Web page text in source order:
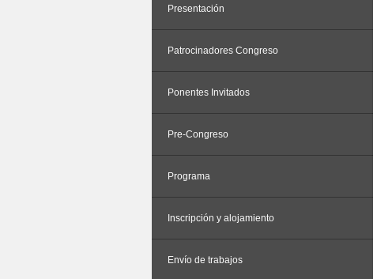
Presentación
Patrocinadores Congreso
Ponentes Invitados
Pre-Congreso
Programa
Inscripción y alojamiento
Envío de trabajos